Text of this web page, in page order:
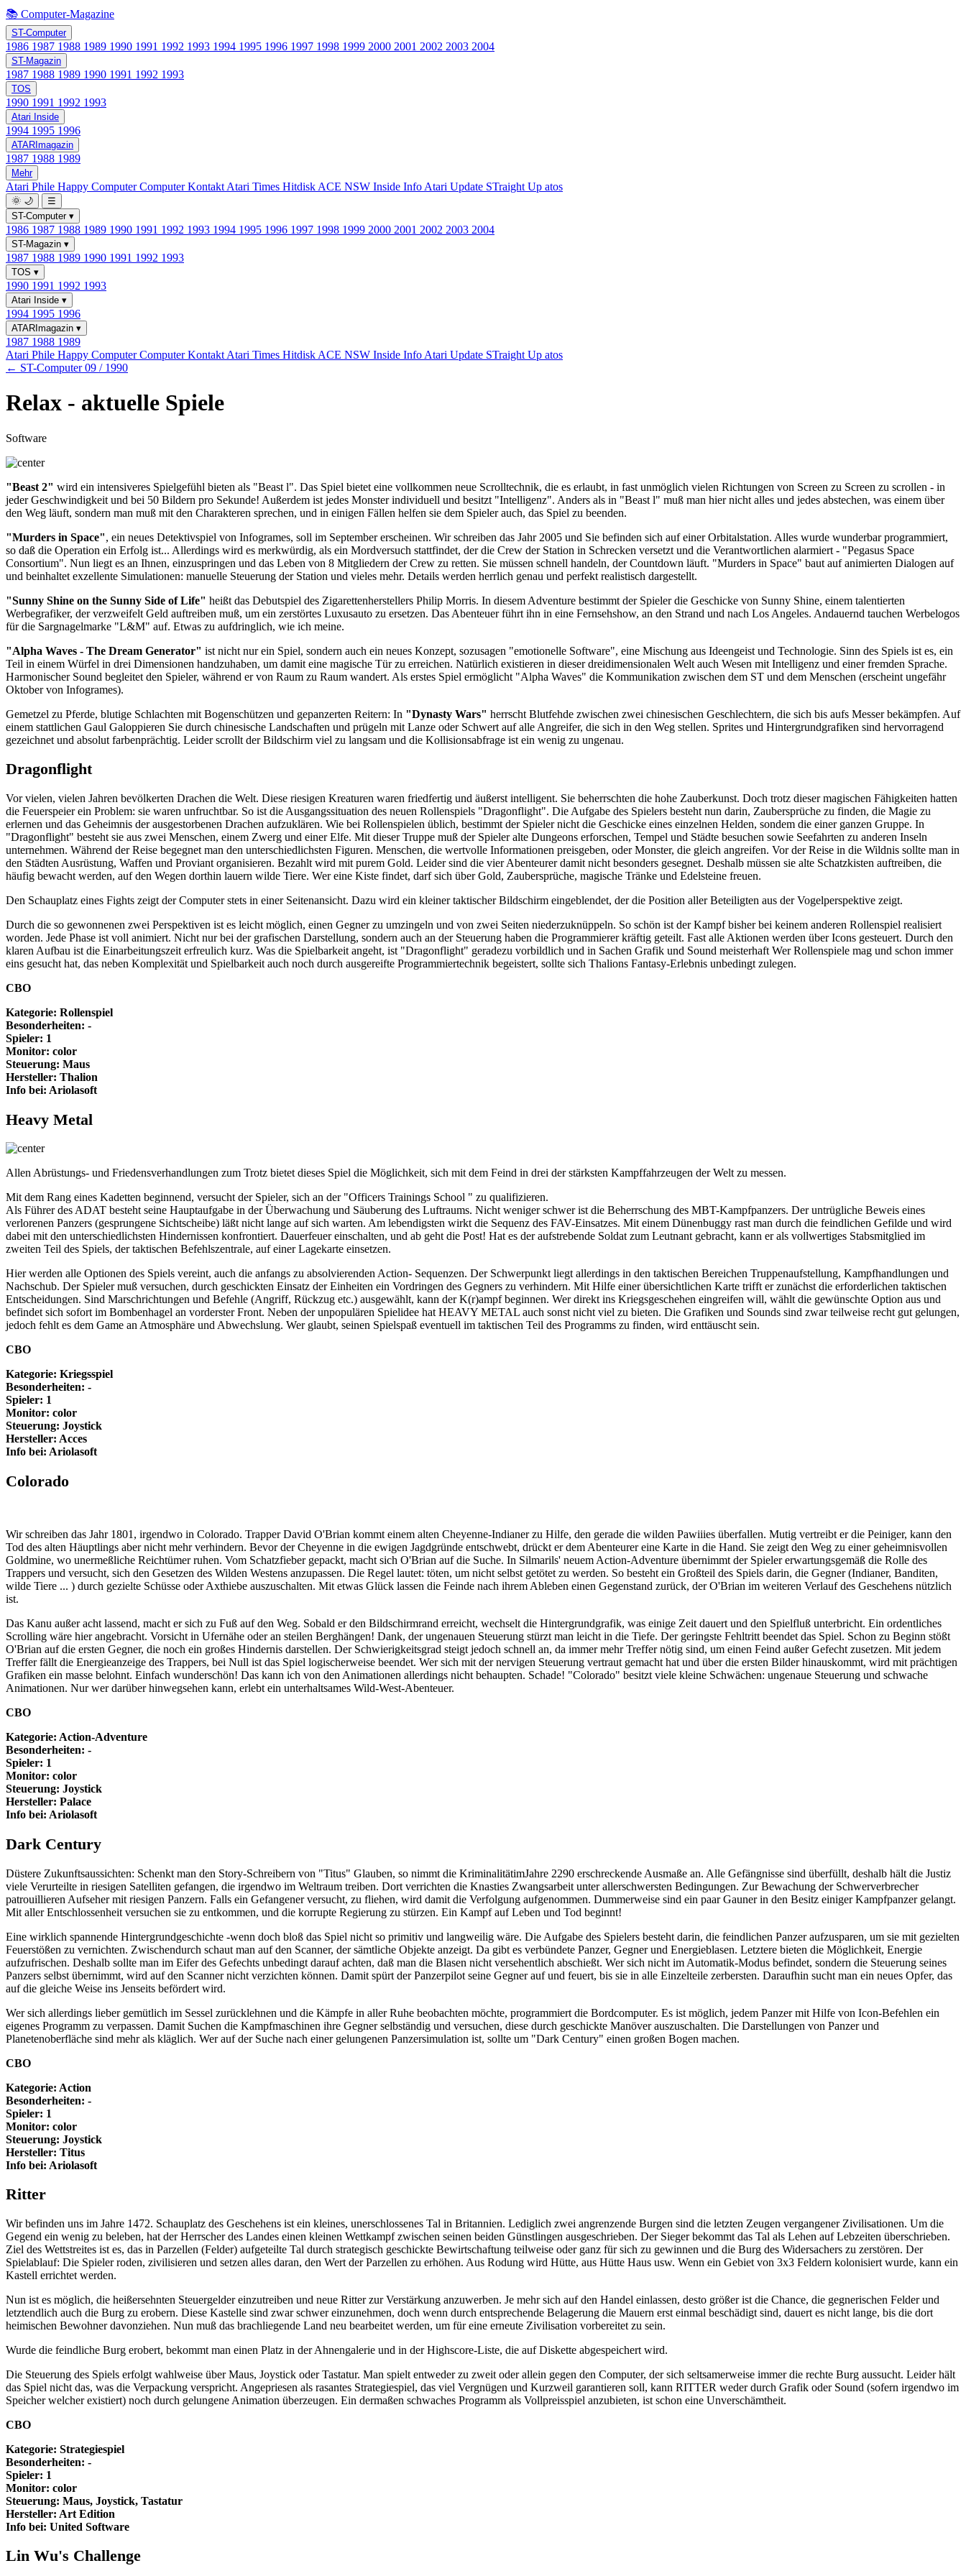
📚 Computer-Magazine
ST-Computer
1986 1987 1988 1989 1990 1991 1992 1993 1994 1995 1996 1997 1998 1999 2000 2001 2002 2003 2004
ST-Magazin
1987 1988 1989 1990 1991 1992 1993
TOS
1990 1991 1992 1993
Atari Inside
1994 1995 1996
ATARImagazin
1987 1988 1989
Mehr
Atari Phile Happy ComputerComputer Kontakt Atari Times Hitdisk ACE NSW Inside Info Atari Update STraight Up atos
🌞 🌙
☰
ST-Computer ▾
1986 1987 1988 1989 1990 1991 1992 1993 1994 1995 1996 1997 1998 1999 2000 2001 2002 2003 2004
ST-Magazin ▾
1987 1988 1989 1990 1991 1992 1993
TOS ▾
1990 1991 1992 1993
Atari Inside ▾
1994 1995 1996
ATARImagazin ▾
1987 1988 1989
Atari Phile Happy ComputerComputer Kontakt Atari Times Hitdisk ACE NSW Inside Info Atari Update STraight Up atos
← ST-Computer 09 / 1990
Relax - aktuelle Spiele
Software
"Beast 2" wird ein intensiveres Spielgefühl bieten als "Beast l". Das Spiel bietet eine vollkommen neue Scrolltechnik, die es erlaubt, in fast unmöglich vielen Richtungen von Screen zu Screen zu scrollen - in
jeder Geschwindigkeit und bei 50 Bildern pro Sekunde! Außerdem ist jedes Monster individuell und besitzt "Intelligenz". Anders als in "Beast l" muß man hier nicht alles und jedes abstechen, was einem über
den Weg läuft, sondern man muß mit den Charakteren sprechen, und in einigen Fällen helfen sie dem Spieler auch, das Spiel zu beenden.
"Murders in Space", ein neues Detektivspiel von Infogrames, soll im September erscheinen. Wir schreiben das Jahr 2005 und Sie befinden sich auf einer Orbitalstation. Alles wurde wunderbar programmiert,
so daß die Operation ein Erfolg ist... Allerdings wird es merkwürdig, als ein Mordversuch stattfindet, der die Crew der Station in Schrecken versetzt und die Verantwortlichen alarmiert - "Pegasus Space
Consortium". Nun liegt es an Ihnen, einzuspringen und das Leben von 8 Mitgliedern der Crew zu retten. Sie müssen schnell handeln, der Countdown läuft. "Murders in Space" baut auf animierten Dialogen auf
und beinhaltet exzellente Simulationen: manuelle Steuerung der Station und vieles mehr. Details werden herrlich genau und perfekt realistisch dargestellt.
"Sunny Shine on the Sunny Side of Life" heißt das Debutspiel des Zigarettenherstellers Philip Morris. In diesem Adventure bestimmt der Spieler die Geschicke von Sunny Shine, einem talentierten
Werbegrafiker, der verzweifelt Geld auftreiben muß, um ein zerstörtes Luxusauto zu ersetzen. Das Abenteuer führt ihn in eine Fernsehshow, an den Strand und nach Los Angeles. Andauernd tauchen Werbelogos
für die Sargnagelmarke "L&M" auf. Etwas zu aufdringlich, wie ich meine.
"Alpha Waves - The Dream Generator" ist nicht nur ein Spiel, sondern auch ein neues Konzept, sozusagen "emotionelle Software", eine Mischung aus Ideengeist und Technologie. Sinn des Spiels ist es, ein
Teil in einem Würfel in drei Dimensionen handzuhaben, um damit eine magische Tür zu erreichen. Natürlich existieren in dieser dreidimensionalen Welt auch Wesen mit Intelligenz und einer fremden Sprache.
Harmonischer Sound begleitet den Spieler, während er von Raum zu Raum wandert. Als erstes Spiel ermöglicht "Alpha Waves" die Kommunikation zwischen dem ST und dem Menschen (erscheint ungefähr
Oktober von Infogrames).
Gemetzel zu Pferde, blutige Schlachten mit Bogenschützen und gepanzerten Reitern: In "Dynasty Wars" herrscht Blutfehde zwischen zwei chinesischen Geschlechtern, die sich bis aufs Messer bekämpfen. Auf
einem stattlichen Gaul Galoppieren Sie durch chinesische Landschaften und prügeln mit Lanze oder Schwert auf alle Angreifer, die sich in den Weg stellen. Sprites und Hintergrundgrafiken sind hervorragend
gezeichnet und absolut farbenprächtig. Leider scrollt der Bildschirm viel zu langsam und die Kollisionsabfrage ist ein wenig zu ungenau.
Dragonflight
Vor vielen, vielen Jahren bevölkerten Drachen die Welt. Diese riesigen Kreaturen waren friedfertig und äußerst intelligent. Sie beherrschten die hohe Zauberkunst. Doch trotz dieser magischen Fähigkeiten hatten
die Feuerspeier ein Problem: sie waren unfruchtbar. So ist die Ausgangssituation des neuen Rollenspiels "Dragonflight". Die Aufgabe des Spielers besteht nun darin, Zaubersprüche zu finden, die Magie zu
erlernen und das Geheimnis der ausgestorbenen Drachen aufzuklären. Wie bei Rollenspielen üblich, bestimmt der Spieler nicht die Geschicke eines einzelnen Helden, sondem die einer ganzen Gruppe. In
"Dragonflight" besteht sie aus zwei Menschen, einem Zwerg und einer Elfe. Mit dieser Truppe muß der Spieler alte Dungeons erforschen, Tempel und Städte besuchen sowie Seefahrten zu anderen Inseln
unternehmen. Während der Reise begegnet man den unterschiedlichsten Figuren. Menschen, die wertvolle Informationen preisgeben, oder Monster, die gleich angreifen. Vor der Reise in die Wildnis sollte man in
den Städten Ausrüstung, Waffen und Proviant organisieren. Bezahlt wird mit purem Gold. Leider sind die vier Abenteurer damit nicht besonders gesegnet. Deshalb müssen sie alte Schatzkisten auftreiben, die
häufig bewacht werden, auf den Wegen dorthin lauern wilde Tiere. Wer eine Kiste findet, darf sich über Gold, Zaubersprüche, magische Tränke und Edelsteine freuen.
Den Schauplatz eines Fights zeigt der Computer stets in einer Seitenansicht. Dazu wird ein kleiner taktischer Bildschirm eingeblendet, der die Position aller Beteiligten aus der Vogelperspektive zeigt.
Durch die so gewonnenen zwei Perspektiven ist es leicht möglich, einen Gegner zu umzingeln und von zwei Seiten niederzuknüppeln. So schön ist der Kampf bisher bei keinem anderen Rollenspiel realisiert
worden. Jede Phase ist voll animiert. Nicht nur bei der grafischen Darstellung, sondern auch an der Steuerung haben die Programmierer kräftig geteilt. Fast alle Aktionen werden über Icons gesteuert. Durch den
klaren Aufbau ist die Einarbeitungszeit erfreulich kurz. Was die Spielbarkeit angeht, ist "Dragonflight" geradezu vorbildlich und in Sachen Grafik und Sound meisterhaft Wer Rollenspiele mag und schon immer
eins gesucht hat, das neben Komplexität und Spielbarkeit auch noch durch ausgereifte Programmiertechnik begeistert, sollte sich Thalions Fantasy-Erlebnis unbedingt zulegen.
CBO
Kategorie: Rollenspiel
Besonderheiten: -
Spieler: 1
Monitor: color
Steuerung: Maus
Hersteller: Thalion
Info bei: Ariolasoft
Heavy Metal
Allen Abrüstungs- und Friedensverhandlungen zum Trotz bietet dieses Spiel die Möglichkeit, sich mit dem Feind in drei der stärksten Kampffahrzeugen der Welt zu messen.
Mit dem Rang eines Kadetten beginnend, versucht der Spieler, sich an der "Officers Trainings School " zu qualifizieren.
Als Führer des ADAT besteht seine Hauptaufgabe in der Überwachung und Säuberung des Luftraums. Nicht weniger schwer ist die Beherrschung des MBT-Kampfpanzers. Der untrügliche Beweis eines
verlorenen Panzers (gesprungene Sichtscheibe) läßt nicht lange auf sich warten. Am lebendigsten wirkt die Sequenz des FAV-Einsatzes. Mit einem Dünenbuggy rast man durch die feindlichen Gefilde und wird
dabei mit den unterschiedlichsten Hindernissen konfrontiert. Dauerfeuer einschalten, und ab geht die Post! Hat es der aufstrebende Soldat zum Leutnant gebracht, kann er als vollwertiges Stabsmitglied im
zweiten Teil des Spiels, der taktischen Befehlszentrale, auf einer Lagekarte einsetzen.
Hier werden alle Optionen des Spiels vereint, auch die anfangs zu absolvierenden Action- Sequenzen. Der Schwerpunkt liegt allerdings in den taktischen Bereichen Truppenaufstellung, Kampfhandlungen und
Nachschub. Der Spieler muß versuchen, durch geschickten Einsatz der Einheiten ein Vordringen des Gegners zu verhindern. Mit Hilfe einer übersichtlichen Karte trifft er zunächst die erforderlichen taktischen
Entscheidungen. Sind Marschrichtungen und Befehle (Angriff, Rückzug etc.) ausgewählt, kann der K(r)ampf beginnen. Wer direkt ins Kriegsgeschehen eingreifen will, wählt die gewünschte Option aus und
befindet sich sofort im Bombenhagel an vorderster Front. Neben der unpopulären Spielidee hat HEAVY METAL auch sonst nicht viel zu bieten. Die Grafiken und Sounds sind zwar teilweise recht gut gelungen,
jedoch fehlt es dem Game an Atmosphäre und Abwechslung. Wer glaubt, seinen Spielspaß eventuell im taktischen Teil des Programms zu finden, wird enttäuscht sein.
CBO
Kategorie: Kriegsspiel
Besonderheiten: -
Spieler: 1
Monitor: color
Steuerung: Joystick
Hersteller: Acces
Info bei: Ariolasoft
Colorado
Wir schreiben das Jahr 1801, irgendwo in Colorado. Trapper David O'Brian kommt einem alten Cheyenne-Indianer zu Hilfe, den gerade die wilden Pawiiies überfallen. Mutig vertreibt er die Peiniger, kann den
Tod des alten Häuptlings aber nicht mehr verhindern. Bevor der Cheyenne in die ewigen Jagdgründe entschwebt, drückt er dem Abenteurer eine Karte in die Hand. Sie zeigt den Weg zu einer geheimnisvollen
Goldmine, wo unermeßliche Reichtümer ruhen. Vom Schatzfieber gepackt, macht sich O'Brian auf die Suche. In Silmarils' neuem Action-Adventure übernimmt der Spieler erwartungsgemäß die Rolle des
Trappers und versucht, sich den Gesetzen des Wilden Westens anzupassen. Die Regel lautet: töten, um nicht selbst getötet zu werden. So besteht ein Großteil des Spiels darin, die Gegner (Indianer, Banditen,
wilde Tiere ... ) durch gezielte Schüsse oder Axthiebe auszuschalten. Mit etwas Glück lassen die Feinde nach ihrem Ableben einen Gegenstand zurück, der O'Brian im weiteren Verlauf des Geschehens nützlich
ist.
Das Kanu außer acht lassend, macht er sich zu Fuß auf den Weg. Sobald er den Bildschirmrand erreicht, wechselt die Hintergrundgrafik, was einige Zeit dauert und den Spielfluß unterbricht. Ein ordentliches
Scrolling wäre hier angebracht. Vorsicht in Ufernähe oder an steilen Berghängen! Dank, der ungenauen Steuerung stürzt man leicht in die Tiefe. Der geringste Fehltritt beendet das Spiel. Schon zu Beginn stößt
O'Brian auf die ersten Gegner, die noch ein großes Hindernis darstellen. Der Schwierigkeitsgrad steigt jedoch schnell an, da immer mehr Treffer nötig sind, um einen Feind außer Gefecht zusetzen. Mit jedem
Treffer fällt die Energieanzeige des Trappers, bei Null ist das Spiel logischerweise beendet. Wer sich mit der nervigen Steuerung vertraut gemacht hat und über die ersten Bilder hinauskommt, wird mit prächtigen
Grafiken ein masse belohnt. Einfach wunderschön! Das kann ich von den Animationen allerdings nicht behaupten. Schade! "Colorado" besitzt viele kleine Schwächen: ungenaue Steuerung und schwache
Animationen. Nur wer darüber hinwegsehen kann, erlebt ein unterhaltsames Wild-West-Abenteuer.
CBO
Kategorie: Action-Adventure
Besonderheiten: -
Spieler: 1
Monitor: color
Steuerung: Joystick
Hersteller: Palace
Info bei: Ariolasoft
Dark Century
Düstere Zukunftsaussichten: Schenkt man den Story-Schreibern von "Titus" Glauben, so nimmt die KriminalitätimJahre 2290 erschreckende Ausmaße an. Alle Gefängnisse sind überfüllt, deshalb hält die Justiz
viele Verurteilte in riesigen Satelliten gefangen, die irgendwo im Weltraum treiben. Dort verrichten die Knasties Zwangsarbeit unter allerschwersten Bedingungen. Zur Bewachung der Schwerverbrecher
patrouillieren Aufseher mit riesigen Panzern. Falls ein Gefangener versucht, zu fliehen, wird damit die Verfolgung aufgenommen. Dummerweise sind ein paar Gauner in den Besitz einiger Kampfpanzer gelangt.
Mit aller Entschlossenheit versuchen sie zu entkommen, und die korrupte Regierung zu stürzen. Ein Kampf auf Leben und Tod beginnt!
Eine wirklich spannende Hintergrundgeschichte -wenn doch bloß das Spiel nicht so primitiv und langweilig wäre. Die Aufgabe des Spielers besteht darin, die feindlichen Panzer aufzusparen, um sie mit gezielten
Feuerstößen zu vernichten. Zwischendurch schaut man auf den Scanner, der sämtliche Objekte anzeigt. Da gibt es verbündete Panzer, Gegner und Energieblasen. Letztere bieten die Möglichkeit, Energie
aufzufrischen. Deshalb sollte man im Eifer des Gefechts unbedingt darauf achten, daß man die Blasen nicht versehentlich abschießt. Wer sich nicht im Automatik-Modus befindet, sondern die Steuerung seines
Panzers selbst übernimmt, wird auf den Scanner nicht verzichten können. Damit spürt der Panzerpilot seine Gegner auf und feuert, bis sie in alle Einzelteile zerbersten. Daraufhin sucht man ein neues Opfer, das
auf die gleiche Weise ins Jenseits befördert wird.
Wer sich allerdings lieber gemütlich im Sessel zurücklehnen und die Kämpfe in aller Ruhe beobachten möchte, programmiert die Bordcomputer. Es ist möglich, jedem Panzer mit Hilfe von Icon-Befehlen ein
eigenes Programm zu verpassen. Damit Suchen die Kampfmaschinen ihre Gegner selbständig und versuchen, diese durch geschickte Manöver auszuschalten. Die Darstellungen von Panzer und
Planetenoberfläche sind mehr als kläglich. Wer auf der Suche nach einer gelungenen Panzersimulation ist, sollte um "Dark Century" einen großen Bogen machen.
CBO
Kategorie: Action
Besonderheiten: -
Spieler: 1
Monitor: color
Steuerung: Joystick
Hersteller: Titus
Info bei: Ariolasoft
Ritter
Wir befinden uns im Jahre 1472. Schauplatz des Geschehens ist ein kleines, unerschlossenes Tal in Britannien. Lediglich zwei angrenzende Burgen sind die letzten Zeugen vergangener Zivilisationen. Um die
Gegend ein wenig zu beleben, hat der Herrscher des Landes einen kleinen Wettkampf zwischen seinen beiden Günstlingen ausgeschrieben. Der Sieger bekommt das Tal als Lehen auf Lebzeiten überschrieben.
Ziel des Wettstreites ist es, das in Parzellen (Felder) aufgeteilte Tal durch strategisch geschickte Bewirtschaftung teilweise oder ganz für sich zu gewinnen und die Burg des Widersachers zu zerstören. Der
Spielablauf: Die Spieler roden, zivilisieren und setzen alles daran, den Wert der Parzellen zu erhöhen. Aus Rodung wird Hütte, aus Hütte Haus usw. Wenn ein Gebiet von 3x3 Feldern kolonisiert wurde, kann ein
Kastell errichtet werden.
Nun ist es möglich, die heißersehnten Steuergelder einzutreiben und neue Ritter zur Verstärkung anzuwerben. Je mehr sich auf den Handel einlassen, desto größer ist die Chance, die gegnerischen Felder und
letztendlich auch die Burg zu erobern. Diese Kastelle sind zwar schwer einzunehmen, doch wenn durch entsprechende Belagerung die Mauern erst einmal beschädigt sind, dauert es nicht lange, bis die dort
heimischen Bewohner davonziehen. Nun muß das brachliegende Land neu bearbeitet werden, um für eine erneute Zivilisation vorbereitet zu sein.
Wurde die feindliche Burg erobert, bekommt man einen Platz in der Ahnengalerie und in der Highscore-Liste, die auf Diskette abgespeichert wird.
Die Steuerung des Spiels erfolgt wahlweise über Maus, Joystick oder Tastatur. Man spielt entweder zu zweit oder allein gegen den Computer, der sich seltsamerweise immer die rechte Burg aussucht. Leider hält
das Spiel nicht das, was die Verpackung verspricht. Angepriesen als rasantes Strategiespiel, das viel Vergnügen und Kurzweil garantieren soll, kann RITTER weder durch Grafik oder Sound (sofern irgendwo im
Speicher welcher existiert) noch durch gelungene Animation überzeugen. Ein dermaßen schwaches Programm als Vollpreisspiel anzubieten, ist schon eine Unverschämtheit.
CBO
Kategorie: Strategiespiel
Besonderheiten: -
Spieler: 1
Monitor: color
Steuerung: Maus, Joystick, Tastatur
Hersteller: Art Edition
Info bei: United Software
Lin Wu's Challenge